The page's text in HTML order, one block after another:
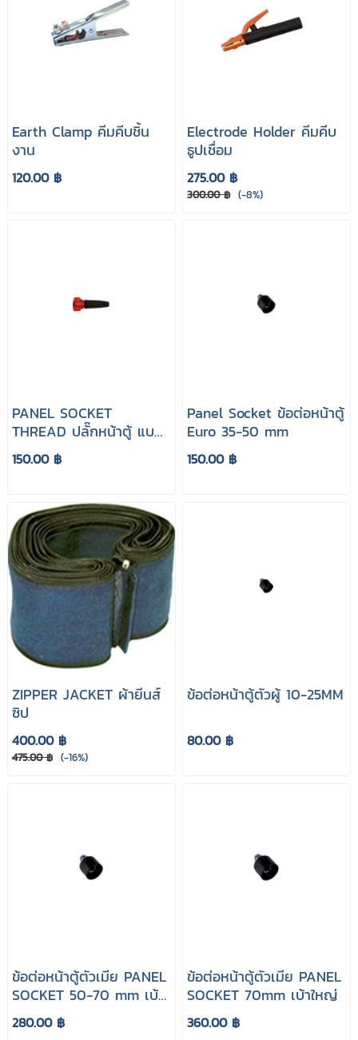
Earth Clamp คีมคีบชิ้น
งาน
120.00 ฿
Electrode Holder คีมคีบ
ธูปเชื่อม
275.00 ฿
300.00 ฿ (-8%)
PANEL SOCKET
THREAD ปลั๊กหน้าตู้ แบบ
เกลียว(ไทย) 10-25mm
150.00 ฿
Panel Socket ข้อต่อหน้าตู้
Euro 35-50 mm
150.00 ฿
ZIPPER JACKET ผ้ายีนส์
ซิป
400.00 ฿
475.00 ฿ (-16%)
ข้อต่อหน้าตู้ตัวผู้ 10-25MM
80.00 ฿
ข้อต่อหน้าตู้ตัวเมีย PANEL
SOCKET 50-70 mm เบ้า
ใหญ่ (Female)
280.00 ฿
ข้อต่อหน้าตู้ตัวเมีย PANEL
SOCKET 70mm เบ้าใหญ่
360.00 ฿